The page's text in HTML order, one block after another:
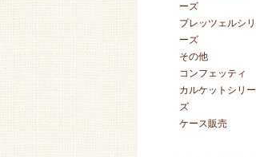
ーズ
プレッツェルシリ
ーズ
その他
コンフェッティ
カルケットシリー
ズ
ケース販売